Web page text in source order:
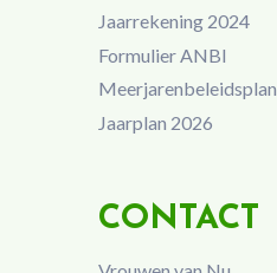
Jaarrekening 2024
Formulier ANBI
Meerjarenbeleidsplan
Jaarplan 2026
CONTACT